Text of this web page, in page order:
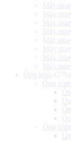
Máy
Máy
Máy
Máy
Máy
Máy
Máy
Máy
Ống kính
(276)
Ống kính
Ống